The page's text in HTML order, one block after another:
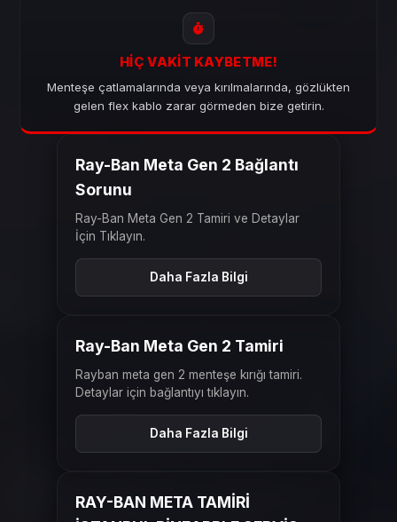
HIÇ VAKIT KAYBETME!
Menteşe çatlamalarında veya kırılmalarında, gözlükten
gelen flex kablo zarar görmeden bize getirin.
Ray-Ban Meta Gen 2 Bağlantı
Sorunu
Ray-Ban Meta Gen 2 Tamiri ve Detaylar
İçin Tıklayın.
Daha Fazla Bilgi
Ray-Ban Meta Gen 2 Tamiri
Rayban meta gen 2 menteşe kırığı tamiri.
Detaylar için bağlantıyı tıklayın.
Daha Fazla Bilgi
RAY-BAN META TAMİRİ